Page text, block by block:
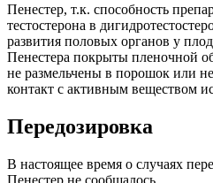
Пенестер, т.к. способность
тестостерона в
развития половых органов у
Пенестера покрыты пленочной
не размельчены в порошок или
контакт с активным веществом
Передозировка
В настоящее время о случаях
Пенестер не сообщалось.